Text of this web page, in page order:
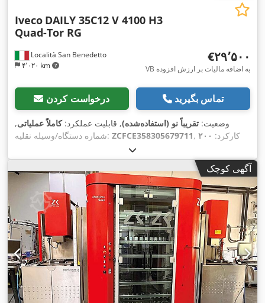
Località San Benedetto
۴٬۰۲۰ km
Iveco DAILY 35C12 V 4100 H3
Quad-Tor RG
‎€۲۹٬۵۰۰
VB به اضافه مالیات بر ارزش افزوده
درخواست کردن تماس بگیرید
وضعیت: تقریباً نو (استفاده‌شده), قابلیت عملکرد:کاملاً عملیاتی,
شماره دستگاه/وسیله نقلیه: ZCFCE358305679711 , کارکرد: ۲۰۰
۰۱/۲۰۲۵, نوع سوخت:
۱۰۰ درصد, بازرسی بعدی (TÜV):۰۱/۲۰۲۹ , رنگ:سفید, نوع
چرخ‌دنده:مکانیکی, تعداد دنده‌ها:۶, کلاس انتشار:یورو ۶ , تعداد
صندلی‌ها:۳, سال ساخت:۲۰۲۵ , تجهیزات: اِی‌بی‌اِس‎, کیسه هوا,
آگهی کوچک